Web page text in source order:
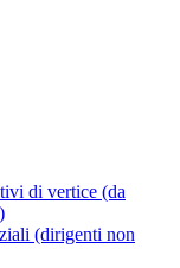
di vertice (da
(dirigenti non